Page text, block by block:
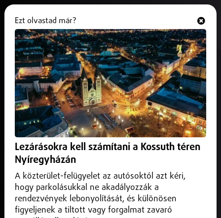
Egyre kevesebb a rekord
gyorhajtó
2025. december 03.Belföld
Megfeleződött a szélsőséges gyorshajtás közben bemért
gyorshajtások száma rekordot döntött.
Ezt olvastad már?
Lezárásokra kell számítani a Kossuth téren
Nyíregyházán
A közterület-felügyelet az autósoktól azt kéri,
hogy parkolásukkal ne akadályozzák a
rendezvények lebonyolítását, és különösen
figyeljenek a tiltott vagy forgalmat zavaró